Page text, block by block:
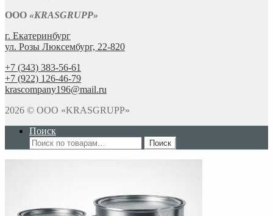
ООО «KRASGRUPP»
г. Екатеринбург
ул. Розы Люксембург, 22-820
+7 (343) 383-56-61
+7 (922) 126-46-79
krascompany196@mail.ru
2026 © ООО «KRASGRUPP»
Поиск
Искать:
Поиск